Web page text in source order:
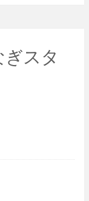
ぎスタ